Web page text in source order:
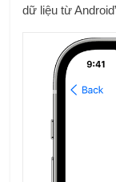
dữ liệu từ